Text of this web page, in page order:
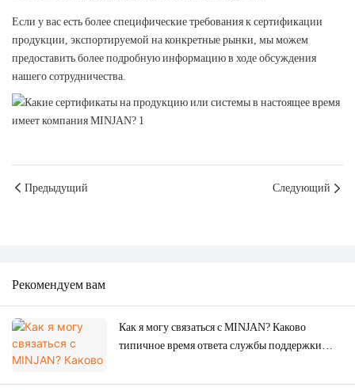
Если у вас есть более специфические требования к сертификации
продукции, экспортируемой на конкретные рынки, мы можем
предоставить более подробную информацию в ходе обсуждения
нашего сотрудничества.
Предыдущий Следующий
Рекомендуем вам
Как я могу связаться с MINJAN? Каково
типичное время ответа службы поддержки